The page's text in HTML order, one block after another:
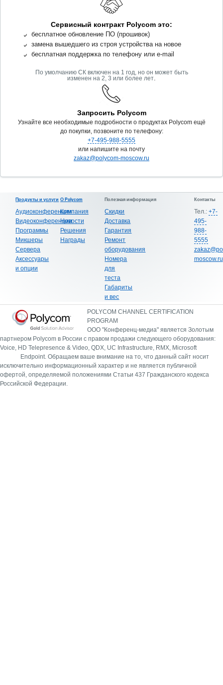
Сервисный контракт Polycom это:
бесплатное обновление ПО (прошивок)
замена вышедшего из строя устройства на новое
бесплатная поддержка по телефону или e-mail
По умолчанию СК включен на 1 год, но он может быть
изменен на 2, 3 или более лет.
Запросить Polycom
Узнайте все необходимые подробности о продуктах Polycom ещё
до покупки, позвоните по телефону:
+7-495-988-5555
или напишите на почту
zakaz@polycom-moscow.ru
Продукты и услуги
Аудиоконференции
Видеоконференции
Программы
Микшеры
Сервера
Аксессуары
и опции
О Polycom
Компания
Новости
Решения
Награды
Полезная информация
Скидки
Доставка
Гарантия
Ремонт
оборудования
Номера
для
теста
Габариты
и вес
Контакты
Тел.: +7-
495-
988-
5555
moscow.ru
POLYCOM CHANNEL CERTIFICATION
PROGRAM
ООО "Конференц-медиа" является Золотым
партнером Polycom в России с правом продажи следующего оборудования:
Voice, HD Telepresence & Video, QDX, UC Infrastructure, RMX, Microsoft
Endpoint. Обращаем ваше внимание на то, что данный сайт носит
исключительно информационный характер и не является публичной
офертой, определяемой положениями Статьи 437 Гражданского кодекса
Российской Федерации.